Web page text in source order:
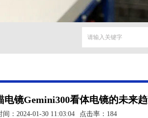
电镜Gemini300看体电镜的未来
间：2024-01-30 11:03:04 点击率： 184